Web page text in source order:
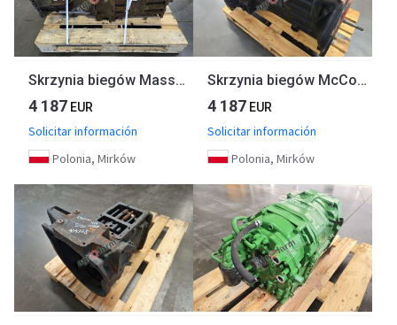
Skrzynia biegów Massey Ferguson 5609
4 187 EUR
Solicitar información
Polonia, Mirków
Skrzynia biegów McCormick MTX 155
4 187 EUR
Solicitar información
Polonia, Mirków